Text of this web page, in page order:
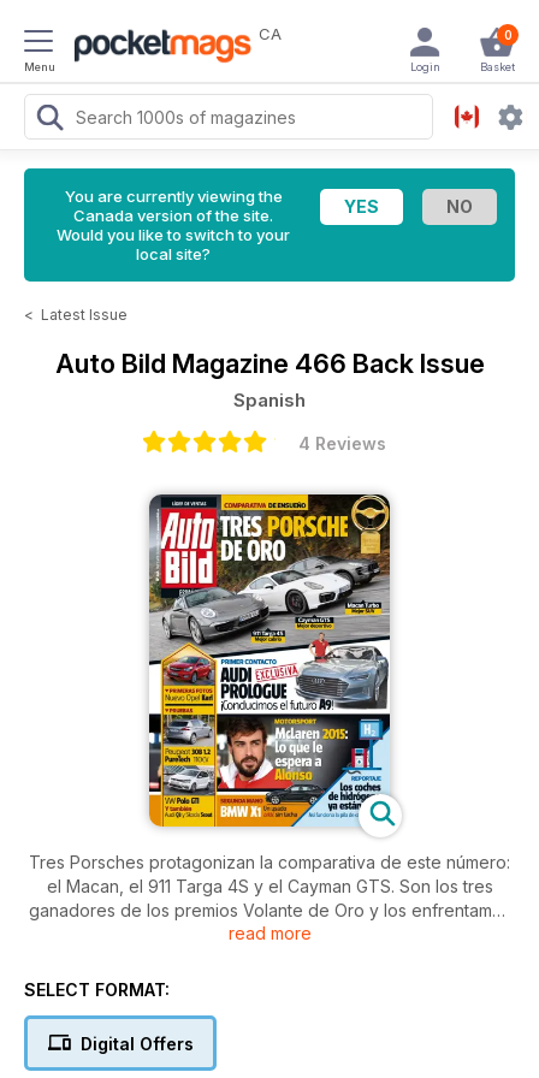
Menu
CA 0
Basket
Login
You are currently viewing the
Canada version of the site.
Would you like to switch to your
local site?
< Latest Issue
Auto Bild Magazine 466 Back Issue
Spanish
4 Reviews
Tres Porsches protagonizan la comparativa de este número:
el Macan, el 911 Targa 4S y el Cayman GTS. Son los tres
ganadores de los premios Volante de Oro y los enfrentamos
en la comparativa estrella de la semana. Además, una
adelanta como será el futuro Audi A9. Te contamos todo lo
read more
SELECT FORMAT:
Digital Offers